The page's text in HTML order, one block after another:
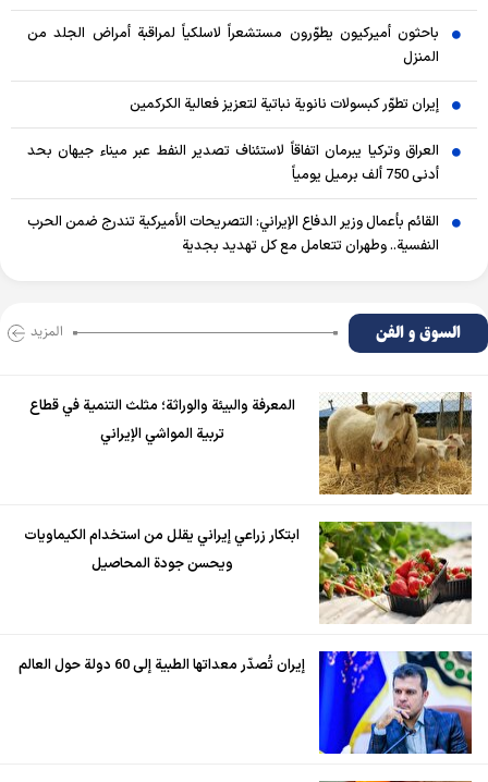
باحثون أميركيون يطوّرون مستشعراً لاسلكياً لمراقبة أمراض الجلد من
المنزل
إيران تطوّر كبسولات نانوية نباتية لتعزيز فعالية الكركمين
العراق وتركيا يبرمان اتفاقاً لاستئناف تصدير النفط عبر ميناء جيهان بحد
أدنى 750 ألف برميل يومياً
القائم بأعمال وزير الدفاع الإيراني: التصريحات الأميركية تندرج ضمن الحرب
النفسية.. وطهران تتعامل مع كل تهديد بجدية
السوق و الفن المزید
المعرفة والبيئة والوراثة؛ مثلث التنمية في قطاع
تربية المواشي الإيراني
ابتكار زراعي إيراني يقلل من استخدام الكيماويات
ويحسن جودة المحاصيل
إيران تُصدّر معداتها الطبية إلى 60 دولة حول العالم